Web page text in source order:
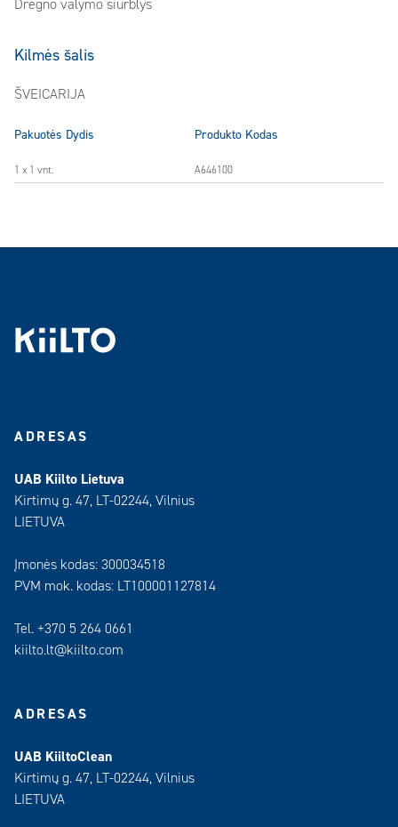
Drėgno valymo siurblys
Kilmės šalis
ŠVEICARIJA
Pakuotės Dydis Produkto Kodas
1 x 1 vnt. A646100
ADRESAS
UAB Kiilto Lietuva
Kirtimų g. 47, LT-02244, Vilnius
LIETUVA
Įmonės kodas: 300034518
PVM mok. kodas: LT100001127814
Tel. +370 5 264 0661
kiilto.lt@kiilto.com
ADRESAS
UAB KiiltoClean
Kirtimų g. 47, LT-02244, Vilnius
LIETUVA